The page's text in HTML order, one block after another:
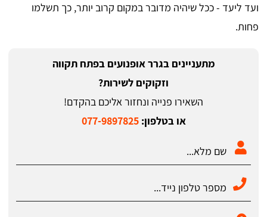
ועד ליעד - ככל שיהיה מדובר במקום קרוב יותר, כך תשלמו
פחות.
מתעניינים בגרר אופנועים בפתח תקווה
וזקוקים לשירות?
השאירו פנייה ונחזור אליכם בהקדם!
או בטלפון:077-9897825